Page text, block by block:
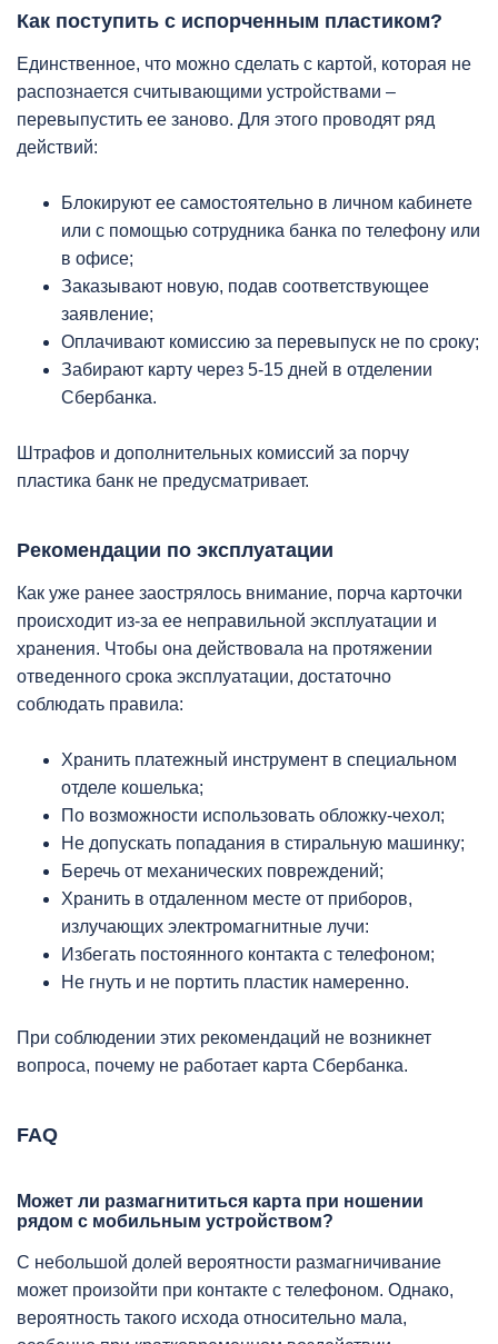
Как поступить с испорченным пластиком?
Единственное, что можно сделать с картой, которая не
распознается считывающими устройствами –
перевыпустить ее заново. Для этого проводят ряд
действий:
Блокируют ее самостоятельно в личном кабинете
или с помощью сотрудника банка по телефону или
в офисе;
Заказывают новую, подав соответствующее
заявление;
Оплачивают комиссию за перевыпуск не по сроку;
Забирают карту через 5-15 дней в отделении
Сбербанка.
Штрафов и дополнительных комиссий за порчу
пластика банк не предусматривает.
Рекомендации по эксплуатации
Как уже ранее заострялось внимание, порча карточки
происходит из-за ее неправильной эксплуатации и
хранения. Чтобы она действовала на протяжении
отведенного срока эксплуатации, достаточно
соблюдать правила:
Хранить платежный инструмент в специальном
отделе кошелька;
По возможности использовать обложку-чехол;
Не допускать попадания в стиральную машинку;
Беречь от механических повреждений;
Хранить в отдаленном месте от приборов,
излучающих электромагнитные лучи:
Избегать постоянного контакта с телефоном;
Не гнуть и не портить пластик намеренно.
При соблюдении этих рекомендаций не возникнет
вопроса, почему не работает карта Сбербанка.
FAQ
Может ли размагнититься карта при ношении
рядом с мобильным устройством?
С небольшой долей вероятности размагничивание
может произойти при контакте с телефоном. Однако,
вероятность такого исхода относительно мала,